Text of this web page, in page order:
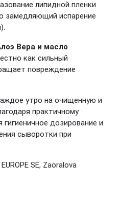
липидной пленки
замедляющий испарение
Вера и масло
как сильный
повреждение
утро на очищенную и
практичному
дозирование и
сыворотки при
EUROPE SE, Zaoralova